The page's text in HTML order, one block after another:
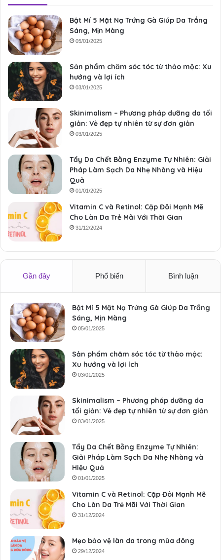
Bật Mí 5 Mặt Nạ Trứng Gà Giúp Da Trắng
Sáng, Mịn Màng
05/01/2025
Sản phẩm chăm sóc tóc từ thảo mộc: Xu
hướng và lợi ích
03/01/2025
Skinimalism – Phương pháp dưỡng da tối
giản: Vẻ đẹp tự nhiên từ sự đơn giản
03/01/2025
Tẩy Da Chết Bằng Enzyme Tự Nhiên: Giải
Pháp Làm Sạch Da Nhẹ Nhàng và Hiệu
Quả
01/01/2025
Vitamin C và Retinol: Cặp Đôi Mạnh Mẽ
Cho Làn Da Trẻ Mãi Với Thời Gian
31/12/2024
Gần đây Phổ biến Bình luận
Bật Mí 5 Mặt Nạ Trứng Gà Giúp Da Trắng
Sáng, Mịn Màng
05/01/2025
Sản phẩm chăm sóc tóc từ thảo mộc:
Xu hướng và lợi ích
03/01/2025
Skinimalism – Phương pháp dưỡng da
tối giản: Vẻ đẹp tự nhiên từ sự đơn giản
03/01/2025
Tẩy Da Chết Bằng Enzyme Tự Nhiên:
Giải Pháp Làm Sạch Da Nhẹ Nhàng và
Hiệu Quả
01/01/2025
Vitamin C và Retinol: Cặp Đôi Mạnh Mẽ
Cho Làn Da Trẻ Mãi Với Thời Gian
31/12/2024
Mẹo bảo vệ làn da trong mùa đông
29/12/2024